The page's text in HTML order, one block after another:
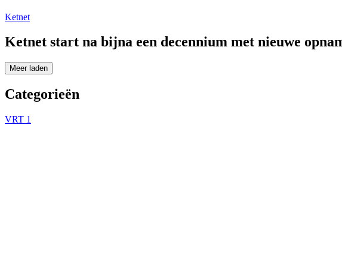
Ketnet
Ketnet start na bijna een decennium met nieuwe
Meer laden
Categorieën
VRT 1